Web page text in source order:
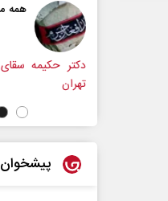
بی‌ریا - استادیار دانشگاه
پیشخوان